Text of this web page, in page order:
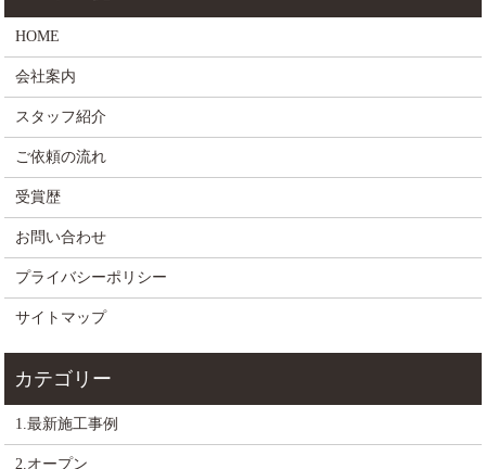
HOME
会社案内
スタッフ紹介
ご依頼の流れ
受賞歴
お問い合わせ
プライバシーポリシー
サイトマップ
1.最新施工事例
2.オープン